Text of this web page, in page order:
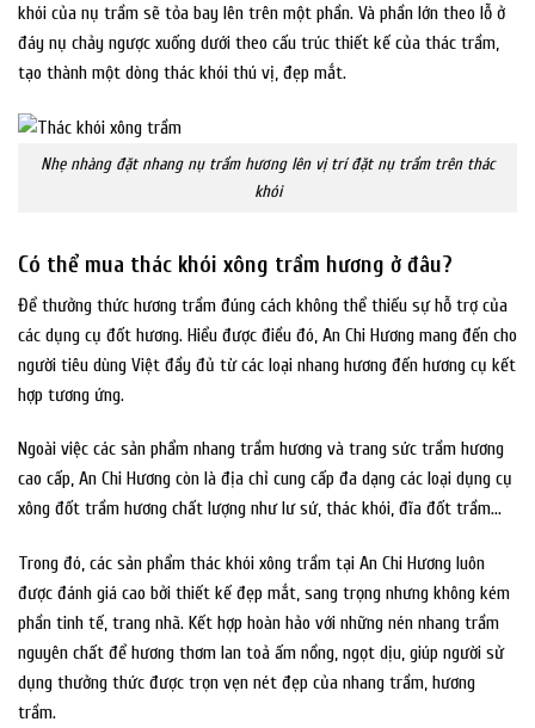
khói của nụ trầm sẽ tỏa bay lên trên một phần. Và phần lớn theo lỗ ở
đáy nụ chảy ngược xuống dưới theo cấu trúc thiết kế của thác trầm,
tạo thành một dòng thác khói thú vị, đẹp mắt.
Nhẹ nhàng đặt nhang nụ trầm hương lên vị trí đặt nụ trầm trên thác
khói
Có thể mua thác khói xông trầm hương ở đâu?
Để thưởng thức hương trầm đúng cách không thể thiếu sự hỗ trợ của
các dụng cụ đốt hương. Hiểu được điều đó, An Chi Hương mang đến cho
người tiêu dùng Việt đầy đủ từ các loại nhang hương đến hương cụ kết
hợp tương ứng.
Ngoài việc các sản phẩm nhang trầm hương và trang sức trầm hương
cao cấp, An Chi Hương còn là địa chỉ cung cấp đa dạng các loại dụng cụ
xông đốt trầm hương chất lượng như lư sứ, thác khói, đĩa đốt trầm…
Trong đó, các sản phẩm thác khói xông trầm tại An Chi Hương luôn
được đánh giá cao bởi thiết kế đẹp mắt, sang trọng nhưng không kém
phần tinh tế, trang nhã. Kết hợp hoàn hảo với những nén nhang trầm
nguyên chất để hương thơm lan toả ấm nồng, ngọt dịu, giúp người sử
dụng thưởng thức được trọn vẹn nét đẹp của nhang trầm, hương
trầm.